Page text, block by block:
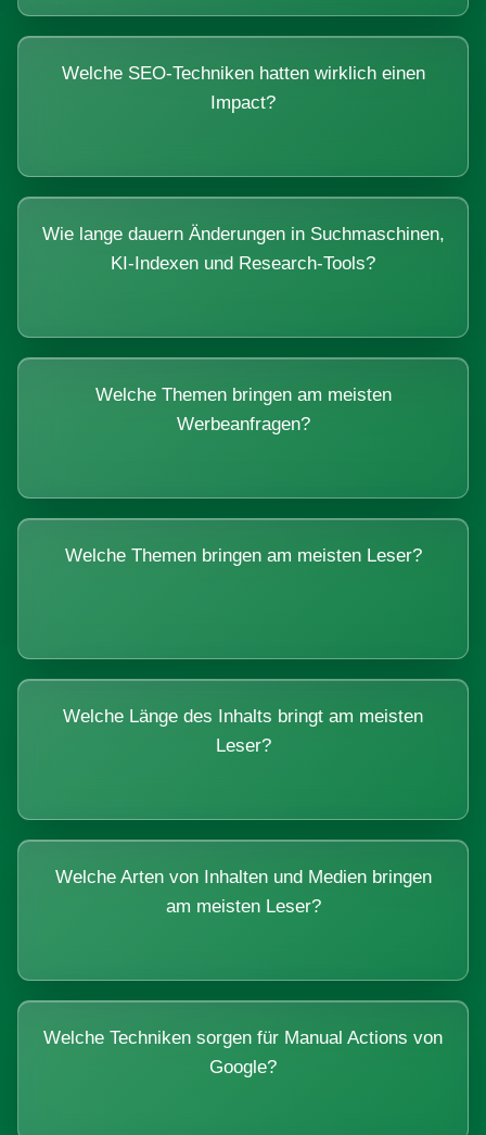
Welche SEO-Techniken hatten wirklich einen
Impact?
Wie lange dauern Änderungen in Suchmaschinen,
KI-Indexen und Research-Tools?
Welche Themen bringen am meisten
Werbeanfragen?
Welche Themen bringen am meisten Leser?
Welche Länge des Inhalts bringt am meisten
Leser?
Welche Arten von Inhalten und Medien bringen
am meisten Leser?
Welche Techniken sorgen für Manual Actions von
Google?